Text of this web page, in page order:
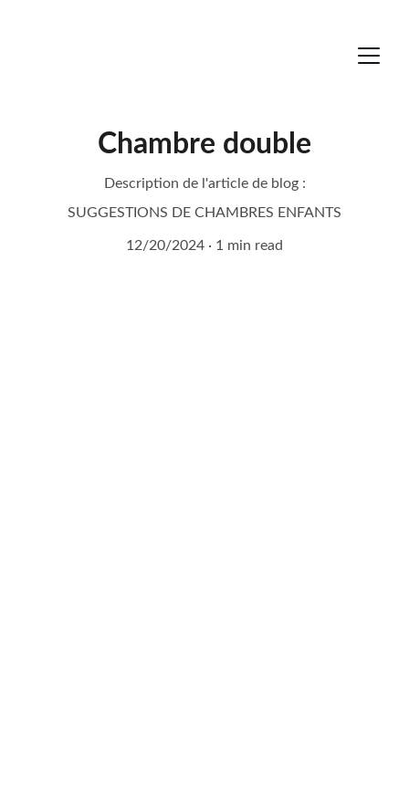
Chambre double
Description de l'article de blog :
SUGGESTIONS DE CHAMBRES ENFANTS
12/20/2024 1 min read